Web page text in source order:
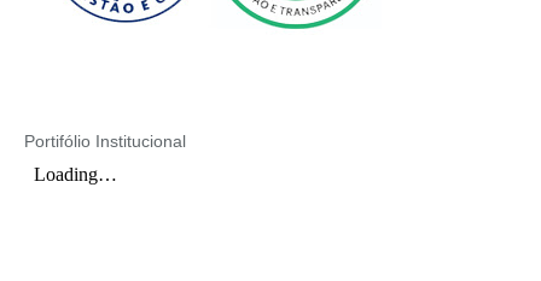
Portifólio Institucional